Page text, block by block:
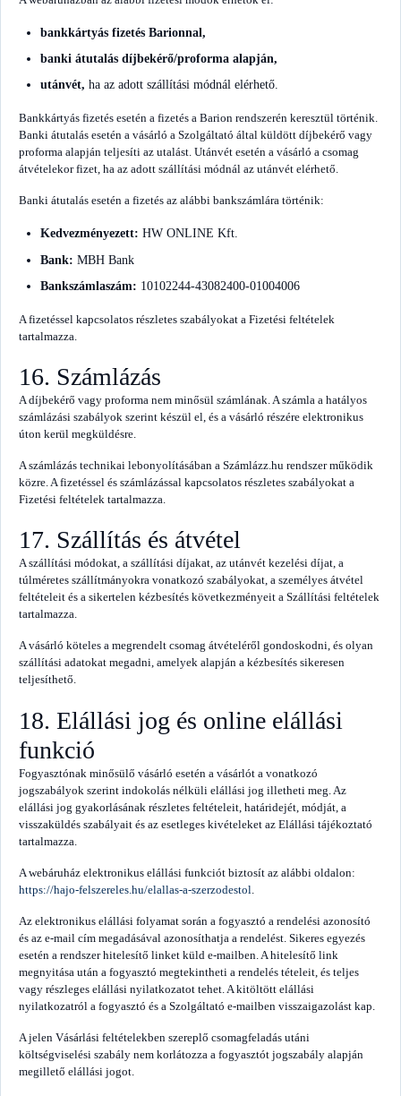
bankkártyás fizetés Barionnal,
banki átutalás díjbekérő/proforma alapján,
utánvét, ha az adott szállítási módnál elérhető.
Bankkártyás fizetés esetén a fizetés a Barion rendszerén keresztül történik.
Banki átutalás esetén a vásárló a Szolgáltató által küldött díjbekérő vagy
proforma alapján teljesíti az utalást. Utánvét esetén a vásárló a csomag
átvételekor fizet, ha az adott szállítási módnál az utánvét elérhető.
Banki átutalás esetén a fizetés az alábbi bankszámlára történik:
Kedvezményezett: HW ONLINE Kft.
Bank: MBH Bank
Bankszámlaszám: 10102244-43082400-01004006
A fizetéssel kapcsolatos részletes szabályokat a Fizetési feltételek
tartalmazza.
16. Számlázás
A díjbekérő vagy proforma nem minősül számlának. A számla a hatályos
számlázási szabályok szerint készül el, és a vásárló részére elektronikus
úton kerül megküldésre.
A számlázás technikai lebonyolításában a Számlázz.hu rendszer működik
közre. A fizetéssel és számlázással kapcsolatos részletes szabályokat a
Fizetési feltételek tartalmazza.
17. Szállítás és átvétel
A szállítási módokat, a szállítási díjakat, az utánvét kezelési díjat, a
túlméretes szállítmányokra vonatkozó szabályokat, a személyes átvétel
feltételeit és a sikertelen kézbesítés következményeit a Szállítási feltételek
tartalmazza.
A vásárló köteles a megrendelt csomag átvételéről gondoskodni, és olyan
szállítási adatokat megadni, amelyek alapján a kézbesítés sikeresen
teljesíthető.
18. Elállási jog és online elállási
funkció
Fogyasztónak minősülő vásárló esetén a vásárlót a vonatkozó
jogszabályok szerint indokolás nélküli elállási jog illetheti meg. Az
elállási jog gyakorlásának részletes feltételeit, határidejét, módját, a
visszaküldés szabályait és az esetleges kivételeket az Elállási tájékoztató
tartalmazza.
A webáruház elektronikus elállási funkciót biztosít az alábbi oldalon:
https://hajo-felszereles.hu/elallas-a-szerzodestol
Az elektronikus elállási folyamat során a fogyasztó a rendelési azonosító
és az e-mail cím megadásával azonosíthatja a rendelést. Sikeres egyezés
esetén a rendszer hitelesítő linket küld e-mailben. A hitelesítő link
megnyitása után a fogyasztó megtekintheti a rendelés tételeit, és teljes
vagy részleges elállási nyilatkozatot tehet. A kitöltött elállási
nyilatkozatról a fogyasztó és a Szolgáltató e-mailben visszaigazolást kap.
A jelen Vásárlási feltételekben szereplő csomagfeladás utáni
költségviselési szabály nem korlátozza a fogyasztót jogszabály alapján
megillető elállási jogot.